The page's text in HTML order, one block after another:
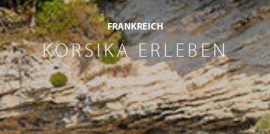
FRANKREICH
KORSIKA ERLEBEN